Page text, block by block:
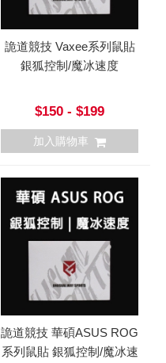
詭道競技 Vaxee系列鼠貼
銀狐控制/魔冰速度
$150 - $199
加入購物車
詭道競技 華碩ASUS ROG
系列鼠貼 銀狐控制/魔冰速